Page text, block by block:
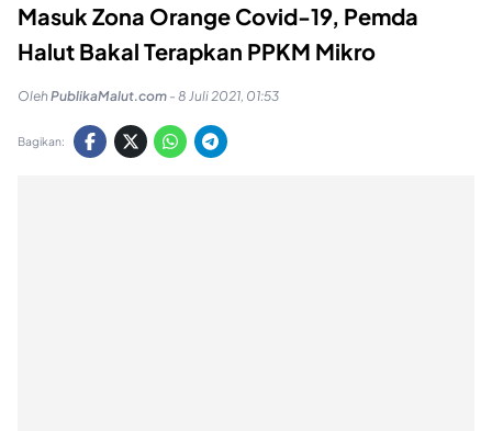
Masuk Zona Orange Covid-19, Pemda
Halut Bakal Terapkan PPKM Mikro
OlehPublikaMalut.com - 8 Juli 2021, 01:53
Bagikan: